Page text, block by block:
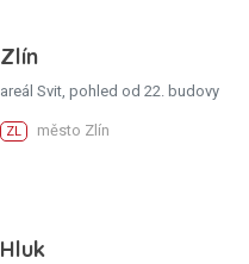
Zlín
areál Svit, pohled od 22. budovy
ZL město Zlín
Hluk